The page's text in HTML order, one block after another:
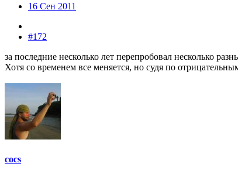
16 Сен 2011
#172
за последние несколько лет перепробовал несколько
Хотя со временем все меняется, но судя по
cocs